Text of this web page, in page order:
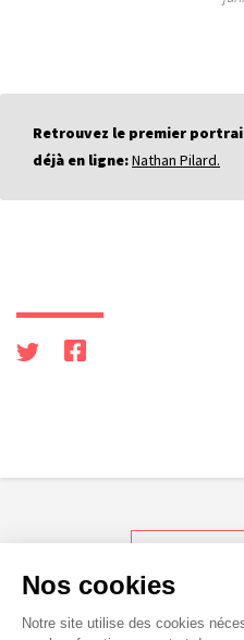
Retrouvez le premier
déjà en ligne:Nathan Pilard.
RETOUR